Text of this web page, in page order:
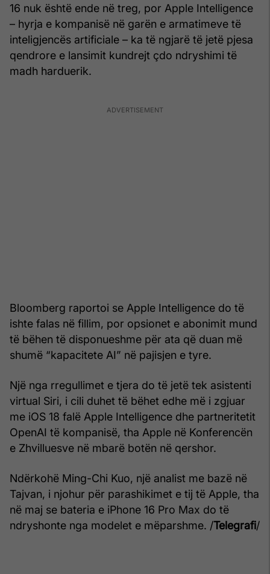
16 nuk është ende në treg, por Apple Intelligence
– hyrja e kompanisë në garën e armatimeve të
inteligjencës artificiale – ka të ngjarë të jetë pjesa
qendrore e lansimit kundrejt çdo ndryshimi të
madh harduerik.
Bloomberg raportoi se Apple Intelligence do të
ishte falas në fillim, por opsionet e abonimit mund
të bëhen të disponueshme për ata që duan më
shumë “kapacitete AI” në pajisjen e tyre.
Një nga rregullimet e tjera do të jetë tek asistenti
virtual Siri, i cili duhet të bëhet edhe më i zgjuar
me iOS 18 falë Apple Intelligence dhe partneritetit
OpenAI të kompanisë, tha Apple në Konferencën
e Zhvilluesve në mbarë botën në qershor.
Ndërkohë Ming-Chi Kuo, një analist me bazë në
Tajvan, i njohur për parashikimet e tij të Apple, tha
në maj se bateria e iPhone 16 Pro Max do të
ndryshonte nga modelet e mëparshme. /Telegrafi/